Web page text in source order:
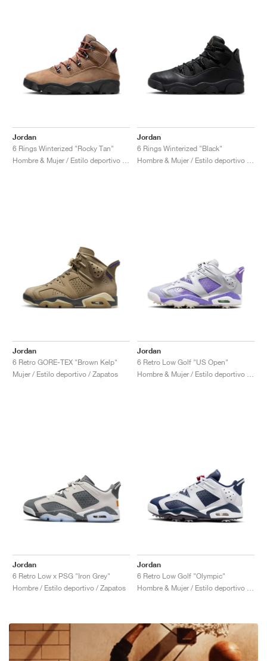
Jordan
6 Rings Winterized "Rocky Tan"
Jordan
6 Rings Winterized "Black"
Jordan
6 Retro GORE-TEX "Brown Kelp"
Mujer / Estilo deportivo / Zapatos
Jordan
6 Retro Low Golf "US Open"
Jordan
6 Retro Low x PSG "Iron Grey"
Hombre / Estilo deportivo / Zapatos
Jordan
6 Retro Low Golf "Olympic"